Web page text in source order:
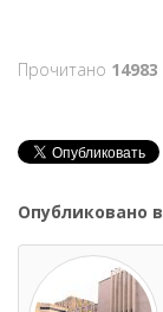
Прочитано 14983
Опубликовано в